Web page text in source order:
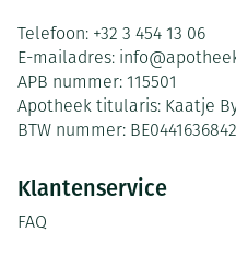
Telefoon: +32 3 454 13 06
E-mailadres: info@
APB nummer: 115501
Apotheek titularis: Kaatje
BTW nummer: BE0441636842
Klantenservice
FAQ